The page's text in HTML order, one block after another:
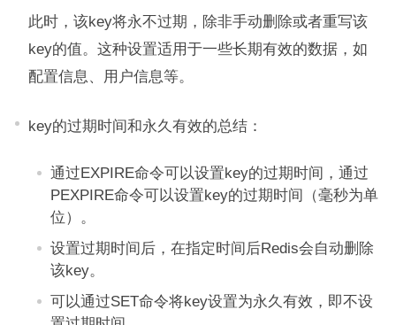
此时，该key将永不过期，除非手动删除或者重写该
key的值。这种设置适用于一些长期有效的数据，如
配置信息、用户信息等。
key的过期时间和永久有效的总结：
通过EXPIRE命令可以设置key的过期时间，通过
PEXPIRE命令可以设置key的过期时间（毫秒为单
位）。
设置过期时间后，在指定时间后Redis会自动删除
该key。
可以通过SET命令将key设置为永久有效，即不设